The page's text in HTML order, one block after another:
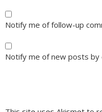
Notify me of follow-up
Notify me of new posts by